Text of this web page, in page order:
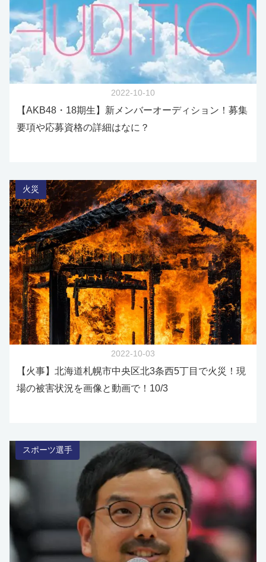
2022-10-10
【AKB48・18期生】新メンバーオーディション！募集
要項や応募資格の詳細はなに？
火災
2022-10-03
【火事】北海道札幌市中央区北3条西5丁目で火災！現
場の被害状況を画像と動画で！10/3
スポーツ選手